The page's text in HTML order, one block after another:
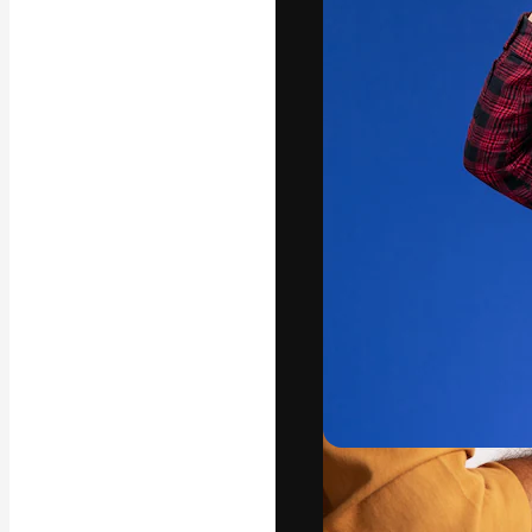
La plataforma
trabajo. Más
entre
estudios.
Español
Copyright ©